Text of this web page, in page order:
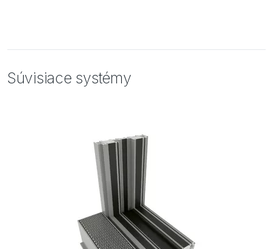
Súvisiace systémy